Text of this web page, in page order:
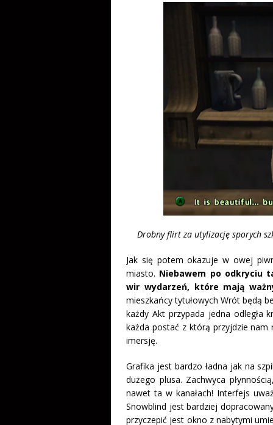
Drobny flirt za utylizację sporych
Jak się potem okazuje w owej
miasto. Niebawem po odkryciu
wir wydarzeń, które mają
mieszkańcy tytułowych Wrót będą
każdy Akt przypada jedna odległa
każda postać z którą przyjdzie
imersję.
Grafika jest bardzo ładna jak na
dużego plusa. Zachwyca
nawet ta w kanałach! Interfejs
Snowblind jest bardziej
przyczepić jest okno z nabytymi